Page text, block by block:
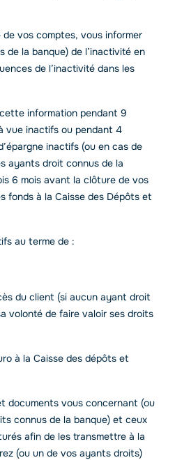
vos comptes, vous informer
de la banque) de l’inactivité en
de l’inactivité dans les
information pendant 9
vue inactifs ou pendant 4
inactifs (ou en cas de
ayants droit connus de la
6 mois avant la clôture de vos
fonds à la Caisse des Dépôts et
au terme de :
du client (si aucun ayant droit
volonté de faire valoir ses droits
à la Caisse des dépôts et
documents vous concernant (ou
connus de la banque) et ceux
afin de les transmettre à la
(ou un de vos ayants droits)